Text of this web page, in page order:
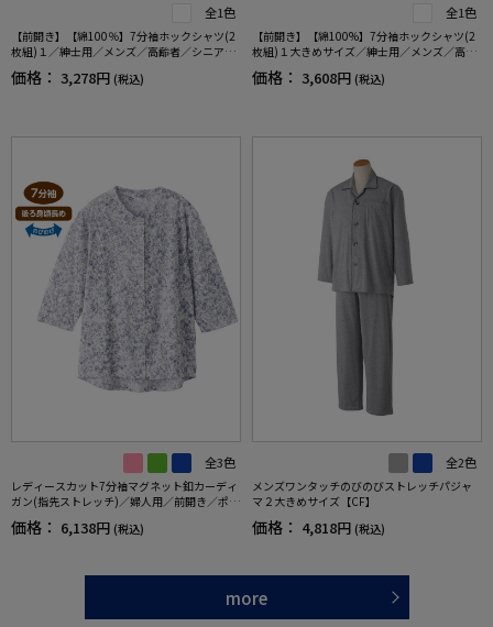
全1色
【前開き】【綿100％】7分袖ホックシャツ(2
枚組)１／紳士用／メンズ／高齢者／シニア／
肌着／インナー／抗菌防臭／後ろ長め／ラグ
ラン袖／脱ぎやすい／着やすい／腰曲がり／
価格： 3,278円 (税込)
全1色
【前開き】【綿100%】7分袖ホックシャツ(2
枚組)１大きめサイズ／紳士用／メンズ／高齢
者／シニア／抗菌防臭／腰曲がり／後ろ長め
／ラグラン袖／脱ぎやすい／着やすい／肌着
価格： 3,608円 (税込)
全3色
レディースカット7分袖マグネット釦カーディ
ガン(指先ストレッチ)／婦人用／前開き／ポロ
シャツ／カーディガン【CF】
価格： 6,138円 (税込)
全2色
メンズワンタッチのびのびストレッチパジャ
マ２大きめサイズ【CF】
価格： 4,818円 (税込)
more